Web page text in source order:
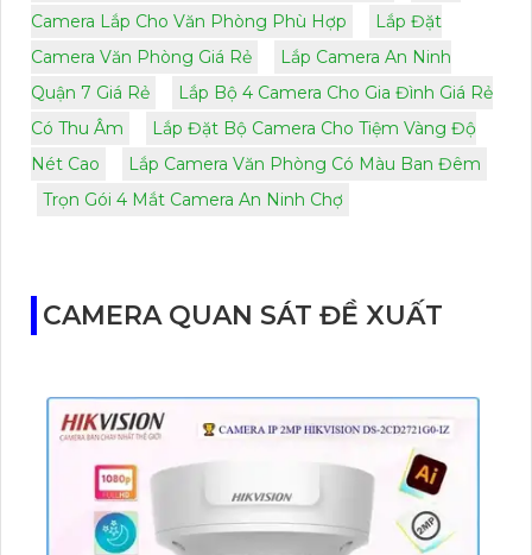
Camera Lắp Cho Văn Phòng Phù Hợp
Lắp Đặt
Camera Văn Phòng Giá Rẻ
Lắp Camera An Ninh
Quận 7 Giá Rẻ
Lắp Bộ 4 Camera Cho Gia Đình Giá Rẻ
Có Thu Âm
Lắp Đặt Bộ Camera Cho Tiệm Vàng Độ
Nét Cao
Lắp Camera Văn Phòng Có Màu Ban Đêm
Trọn Gói 4 Mắt Camera An Ninh Chợ
CAMERA QUAN SÁT ĐỀ XUẤT